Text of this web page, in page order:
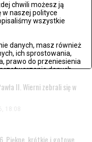
chwili możesz ją
naszej polityce
wszystkie
danych, masz również
ich sprostowania,
prawo do przeniesienia
danych.
plików cookies,
do serwisu
Hans Zimmer,
II. Wierni zebrali się w
18:08
Piękne, krótkie i gotowe